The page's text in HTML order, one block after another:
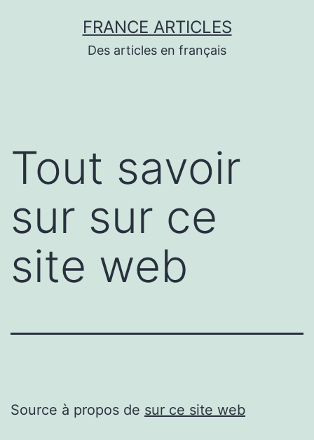
FRANCE ARTICLES
Des articles en français
Tout savoir
sur sur ce
site web
Source à propos de sur ce site web